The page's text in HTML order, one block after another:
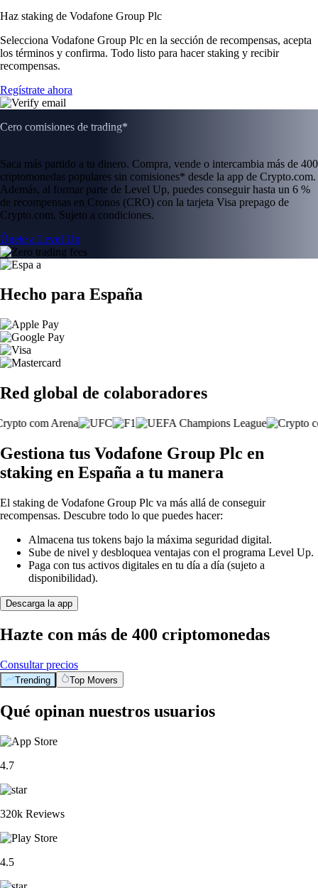
Haz staking de Vodafone Group Plc
Selecciona Vodafone Group Plc en la sección de recompensas, acepta
los términos y confirma. Todo listo para hacer staking y recibir
recompensas.
Regístrate ahora
Cero comisiones de trading*
Saca más partido a tu dinero. Compra, vende o intercambia más de 400
criptomonedas populares sin comisiones* desde la app de Crypto.com.
Además, al formar parte de Level Up, puedes conseguir hasta un 6 %
de recompensas en Cronos (CRO) con la tarjeta Visa prepago de
Crypto.com. Sujeto a condiciones.
Únete a Level Up
Hecho para España
Red global de colaboradores
Gestiona tus Vodafone Group Plc en
staking en España a tu manera
El staking de Vodafone Group Plc va más allá de conseguir
recompensas. Descubre todo lo que puedes hacer:
Almacena tus tokens bajo la máxima seguridad digital.
Sube de nivel y desbloquea ventajas con el programa Level Up.
Paga con tus activos digitales en tu día a día (sujeto a
disponibilidad).
Descarga la app
Hazte con más de 400 criptomonedas
Consultar precios
Trending Top Movers
Qué opinan nuestros usuarios
4.7
320k Reviews
4.5